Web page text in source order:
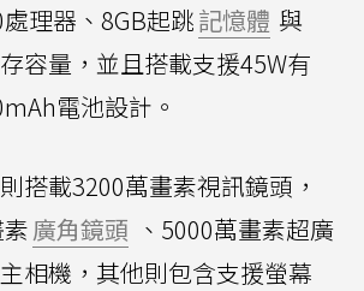
理器、8GB起跳記憶體 與
容量，並且搭載支援45W有
電池設計。
搭載3200萬畫素視訊鏡頭，
廣角鏡頭 、5000萬畫素超廣
相機，其他則包含支援螢幕